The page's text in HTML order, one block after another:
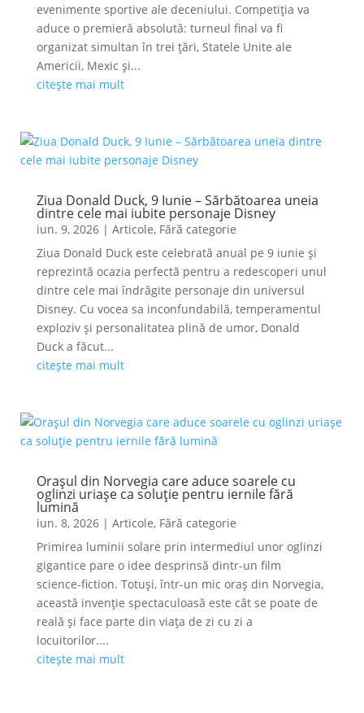
evenimente sportive ale deceniului. Competiția va
aduce o premieră absolută: turneul final va fi
organizat simultan în trei țări, Statele Unite ale
Americii, Mexic și...
citește mai mult
Ziua Donald Duck, 9 Iunie – Sărbătoarea uneia
dintre cele mai iubite personaje Disney
iun. 9, 2026| Articole, Fără categorie
Ziua Donald Duck este celebrată anual pe 9 iunie și
reprezintă ocazia perfectă pentru a redescoperi unul
dintre cele mai îndrăgite personaje din universul
Disney. Cu vocea sa inconfundabilă, temperamentul
exploziv și personalitatea plină de umor, Donald
Duck a făcut...
citește mai mult
Orașul din Norvegia care aduce soarele cu
oglinzi uriașe ca soluție pentru iernile fără
lumină
iun. 8, 2026| Articole, Fără categorie
Primirea luminii solare prin intermediul unor oglinzi
gigantice pare o idee desprinsă dintr-un film
science-fiction. Totuși, într-un mic oraș din Norvegia,
această invenție spectaculoasă este cât se poate de
reală și face parte din viața de zi cu zi a
locuitorilor....
citește mai mult